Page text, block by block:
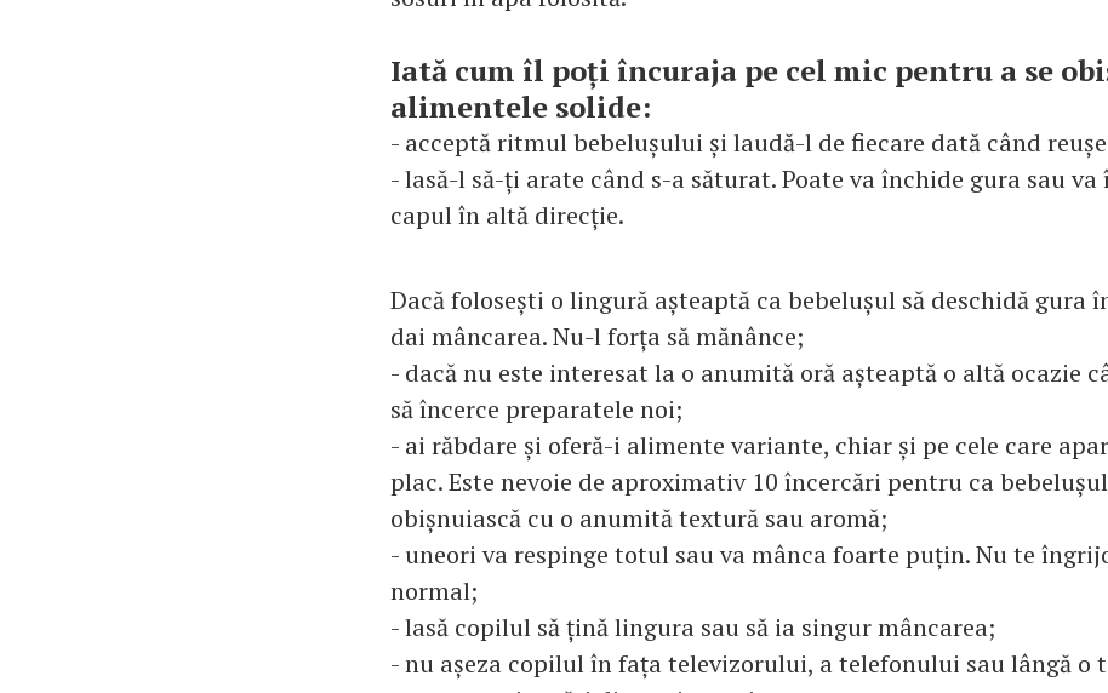
Iată cum îl poți încuraja pe cel mic pentru a se
alimentele solide:
- acceptă ritmul bebelușului și laudă-l de fiecare dată când
- lasă-l să-ți arate când s-a săturat. Poate va închide gura sau va
capul în altă direcție.
Dacă folosești o lingură așteaptă ca bebelușul să deschidă gura
dai mâncarea. Nu-l forța să mănânce;
- dacă nu este interesat la o anumită oră așteaptă o altă ocazie
să încerce preparatele noi;
- ai răbdare și oferă-i alimente variante, chiar și pe cele care
plac. Este nevoie de aproximativ 10 încercări pentru ca bebelușul
obișnuiască cu o anumită textură sau aromă;
- uneori va respinge totul sau va mânca foarte puțin. Nu te
normal;
- lasă copilul să țină lingura sau să ia singur mâncarea;
- nu așeza copilul în fața televizorului, a telefonului sau lângă o